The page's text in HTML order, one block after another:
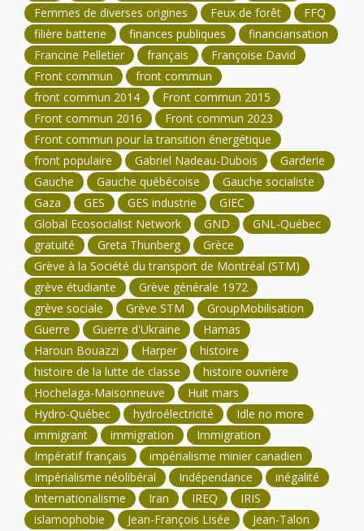
Femmes de diverses origines
Feux de forêt
FFQ
filière batterie
finances publiques
financiarisation
Francine Pelletier
français
Françoise David
Front commun
front commun
front commun 2014
Front commun 2015
Front commun 2016
Front commun 2023
Front commun pour la transition énergétique
front populaire
Gabriel Nadeau-Dubois
Garderie
Gauche
Gauche québécoise
Gauche socialiste
Gaza
GES GES industrie
GIEC
Global Ecosocialist Network
GND
GNL-Québec
gratuité
Greta Thunberg
Grèce
Grève à la Société du transport de Montréal (STM)
grève étudiante
Grève générale 1972
grève sociale
Grève STM
GroupMobilisation
Guerre
Guerre d'Ukraine
Hamas
Haroun Bouazzi
Harper
histoire
histoire de la lutte de classe
histoire ouvrière
Hochelaga-Maisonneuve
Huit mars
Hydro-Québec
hydroélectricité
Idle no more
immigrant
immigration
Immigration
Impératif français
impérialisme minier canadien
Impérialisme néolibéral
Indépendance
inégalité
Internationalisme
Iran IREQ
IRIS
islamophobie
Jean-François Lisée
Jean-Talon